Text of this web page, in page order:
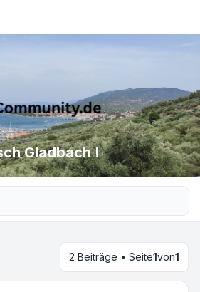
Gladbach !
2 Beiträge • Seite1von1